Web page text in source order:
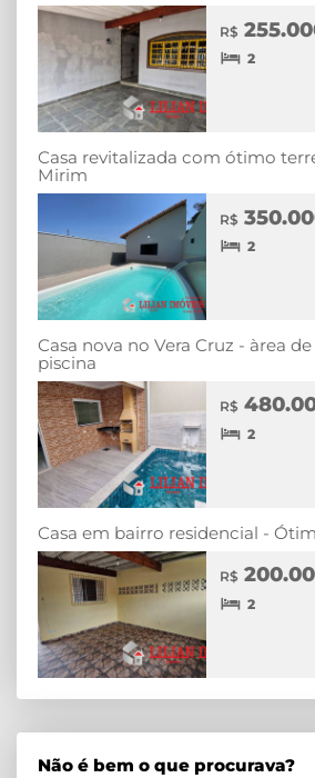
R$
2
Casa revitalizada com ótimo
Mirim
R$
2
Casa nova no Vera Cruz - àrea
piscina
R$
2
Casa em bairro residencial -
R$
2
Não é bem o que procurava?